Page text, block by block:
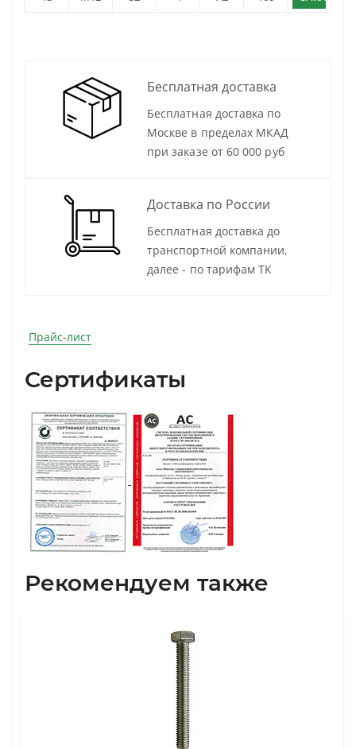
Бесплатная доставка
Бесплатная доставка по
Москве в пределах МКАД
при заказе от 60 000 руб
Доставка по России
Бесплатная доставка до
транспортной компании,
далее - по тарифам ТК
Прайс-лист
Сертификаты
Рекомендуем также